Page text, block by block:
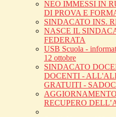
NEO IMMESSI IN
DI PROVA E
SINDACATO INS.
NASCE IL
FEDERATA
USB Scuola -
12 ottobre
SINDACATO
DOCENTI -
GRATUITI -
RECUPERO